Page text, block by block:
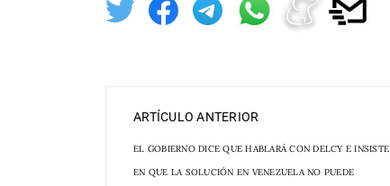
ARTÍCULO ANTERIOR
EL GOBIERNO DICE QUE HABLARÁ CON DELCY E INSISTE
EN QUE LA SOLUCIÓN EN VENEZUELA NO PUEDE